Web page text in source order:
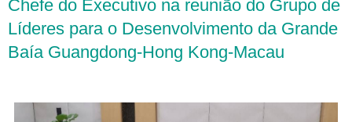
Chefe do Executivo na reunião do Grupo de
Líderes para o Desenvolvimento da Grande
Baía Guangdong-Hong Kong-Macau